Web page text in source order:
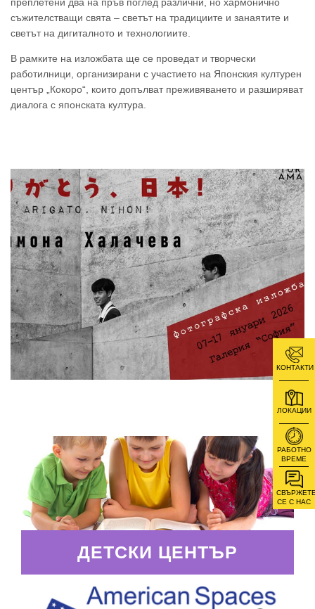
съжителстващи свята – светът на традициите и занаятите и
светът на дигиталното и технологиите.
В рамките на изложбата ще се проведат и творчески
работилници, организирани с участието на Японския културен
център „Кокоро“, които допълват преживяването и разширяват
диалога с японската култура.
ДЕТСКИ ЦЕНТЪР
КОНТАКТИ
ЛОКАЦИИ
РАБОТНО
ВРЕМЕ
СЕ С НАС